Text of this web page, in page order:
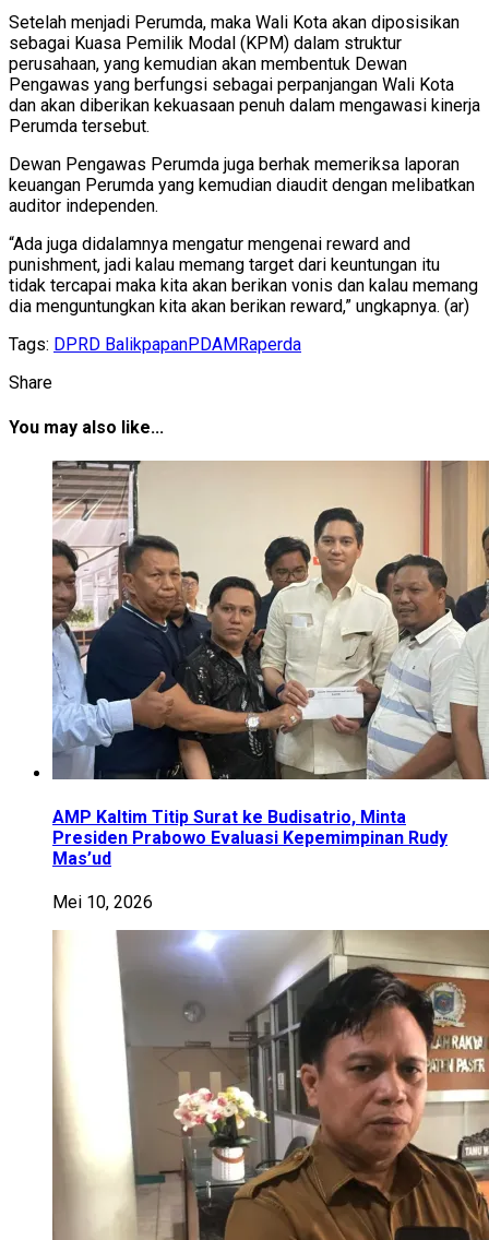
Setelah menjadi Perumda, maka Wali Kota akan diposisikan
sebagai Kuasa Pemilik Modal (KPM) dalam struktur
perusahaan, yang kemudian akan membentuk Dewan
Pengawas yang berfungsi sebagai perpanjangan Wali Kota
dan akan diberikan kekuasaan penuh dalam mengawasi kinerja
Perumda tersebut.
Dewan Pengawas Perumda juga berhak memeriksa laporan
keuangan Perumda yang kemudian diaudit dengan melibatkan
auditor independen.
“Ada juga didalamnya mengatur mengenai reward and
punishment, jadi kalau memang target dari keuntungan itu
tidak tercapai maka kita akan berikan vonis dan kalau memang
dia menguntungkan kita akan berikan reward,” ungkapnya. (ar)
Tags: DPRD BalikpapanPDAM Raperda
Share
You may also like...
AMP Kaltim Titip Surat ke Budisatrio, Minta
Presiden Prabowo Evaluasi Kepemimpinan Rudy
Mas’ud
Mei 10, 2026